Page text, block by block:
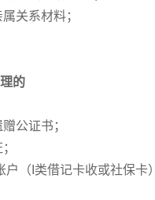
关系材料；
的
公证书；
户（ I类借记卡收或社保卡）